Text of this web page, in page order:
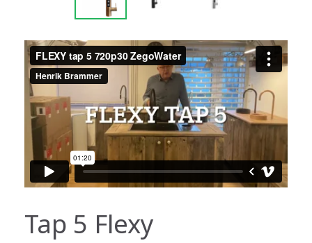
Tap 5 Flexy